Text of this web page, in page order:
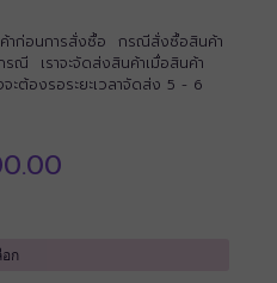
าก่อนการสั่งซื้อ กรณีสั่งซื้อสินค้า
ณี เราจะจัดส่งสินค้าเมื่อสินค้า
ะต้องรอระยะเวลาจัดส่ง 5 - 6